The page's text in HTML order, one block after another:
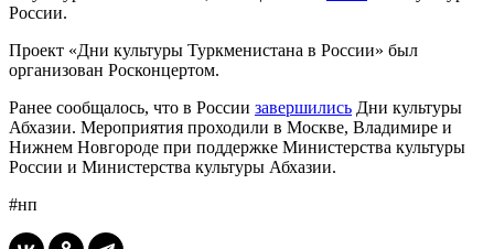
России.
Проект «Дни культуры Туркменистана в России» был
организован Росконцертом.
Ранее сообщалось, что в России завершились Дни культуры
Абхазии. Мероприятия проходили в Москве, Владимире и
Нижнем Новгороде при поддержке Министерства культуры
России и Министерства культуры Абхазии.
#нп